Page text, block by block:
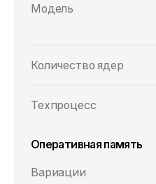
Модель
Количество ядер
Техпроцесс
Оперативная память
Вариации